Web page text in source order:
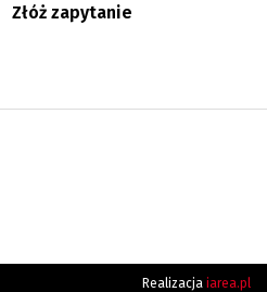
Złóż zapytanie
Realizacja iarea.pl